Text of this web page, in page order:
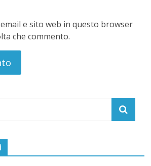
e sito web in questo browser
che commento.